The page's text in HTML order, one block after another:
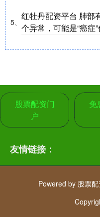
5、
红牡丹配资平台 肺部
个异常，可能是“癌症
股票配资门
户
免
友情链接：
Powered by 股票